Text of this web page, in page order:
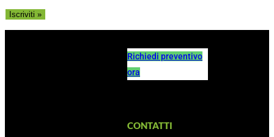
Richiedi preventivo
ora
CONTATTI